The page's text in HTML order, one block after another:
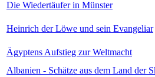
Die Wiedertäufer in Münster
Heinrich der Löwe und sein Evangeliar
Ägyptens Aufstieg zur Weltmacht
Albanien - Schätze aus dem Land der